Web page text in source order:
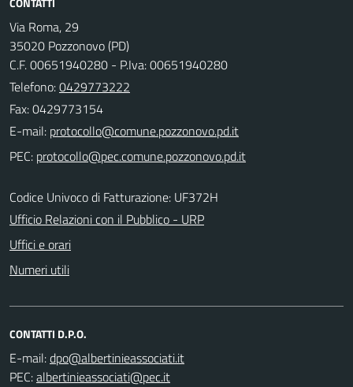
Via Roma, 29
35020 Pozzonovo (PD)
C.F. 00651940280 - P.Iva: 00651940280
Telefono:0429773222
Fax: 0429773154
E-mail:
PEC:
Codice Univoco di Fatturazione: UF372H
Ufficio Relazioni con il Pubblico - URP
Uffici e orari
Numeri utili
CONTATTI D.P.O.
E-mail:
PEC: